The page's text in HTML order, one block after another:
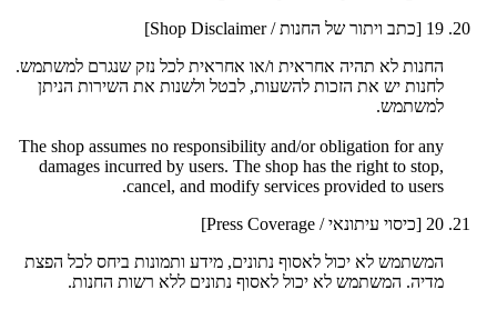
19 [כתב ויתור של החנות / Shop Disclaimer]
החנות לא תהיה אחראית ו/או אחראית לכל נזק שנגרם למשתמש.
לחנות יש את הזכות להשעות, לבטל ולשנות את השירות הניתן
למשתמש.
The shop assumes no responsibility and/or obligation for any
damages incurred by users. The shop has the right to stop,
cancel, and modify services provided to users.
20 [כיסוי עיתונאי / Press Coverage]
המשתמש לא יכול לאסוף נתונים, מידע ותמונות ביחס לכל הפצת
מדיה. המשתמש לא יכול לאסוף נתונים ללא רשות החנות.